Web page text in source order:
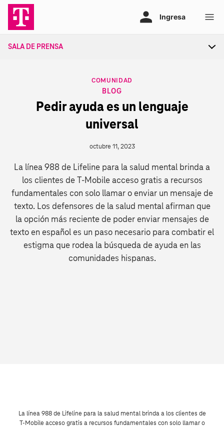
contenido
SALA DE PRENSA
COMUNIDAD
BLOG
Pedir ayuda es un lenguaje
universal
octubre 11, 2023
La línea 988 de Lifeline para la salud mental brinda a
los clientes de T‑Mobile acceso gratis a recursos
fundamentales con solo llamar o enviar un mensaje de
texto. Los defensores de la salud mental afirman que
la opción más reciente de poder enviar mensajes de
texto en español es un paso necesario para combatir el
estigma que rodea la búsqueda de ayuda en las
comunidades hispanas.
La línea 988 de Lifeline para la salud mental brinda a los clientes de
T‑Mobile acceso gratis a recursos fundamentales con solo llamar o